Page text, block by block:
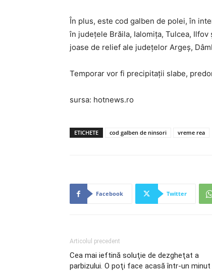
În plus, este cod galben de polei, în
în judeţele Brăila, Ialomiţa, Tulcea,
joase de relief ale judeţelor Argeş,
Temporar vor fi precipitaţii slabe,
sursa: hotnews.ro
ETICHETE cod galben de ninsori vreme rea
Facebook Twitter
Articolul precedent
Cea mai ieftină soluţie de dezgheţat a
parbizului. O poţi face acasă într-un minut